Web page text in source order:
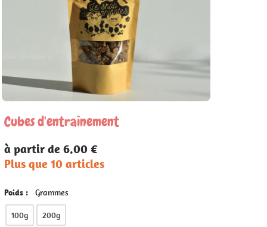
Cubes d'entraînement
à partir de 6.00 €
Plus que 10 articles
Poids : Grammes
100g
200g